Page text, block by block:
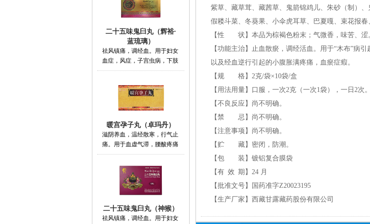
二十五味鬼臼丸（辉裕·
蓝琉璃）
祛风镇痛，调经血。用于妇女
血症，风症，子宫虫病，下肢
暖宫孕子丸（卓玛丹）
滋阴养血，温经散寒，行气止
痛。用于血虚气滞，腰酸疼痛
二十五味鬼臼丸（神猴）
祛风镇痛，调经血。用于妇女
紫草、藏草茸、藏茜草、鬼箭锦鸡儿、朱砂（制）
假耧斗菜、冬葵果、小伞虎耳草、巴夏嘎、束花报春
【性 状】本品为棕褐色粉末；气微香，味苦、涩
【功能主治】止血散瘀，调经活血。用于“木布”病
以及经血逆行引起的小腹胀满疼痛，血瘀症瘕。
【规 格】2克/袋×10袋/盒
【用法用量】口服，一次2克（一次1袋），一日2次。
【不良反应】尚不明确。
【禁 忌】尚不明确。
【注意事项】尚不明确。
【贮 藏】密闭，防潮。
【包 装】镀铝复合膜袋
【有 效 期】24 月
【批准文号】国药准字Z20023195
【生产厂家】西藏甘露藏药股份有限公司